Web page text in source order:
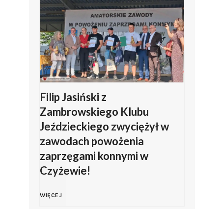
i
ę
t
o
W
o
j
Filip Jasiński z
Zambrowskiego Klubu
Jeździeckiego zwyciężył w
zawodach powożenia
zaprzęgami konnymi w
Czyżewie!
WIĘCEJF